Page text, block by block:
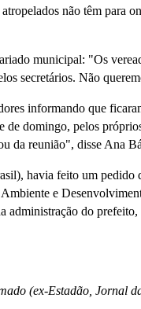
não têm para
municipal: "Os
secretários. Não
informando que
de domingo, pelos
da reunião", disse Ana
havia feito um pedido
e
administração do
(ex-Estadão, Jornal